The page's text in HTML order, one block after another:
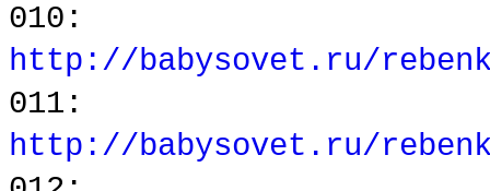
010:
http://babysovet.ru/
011:
http://babysovet.ru/